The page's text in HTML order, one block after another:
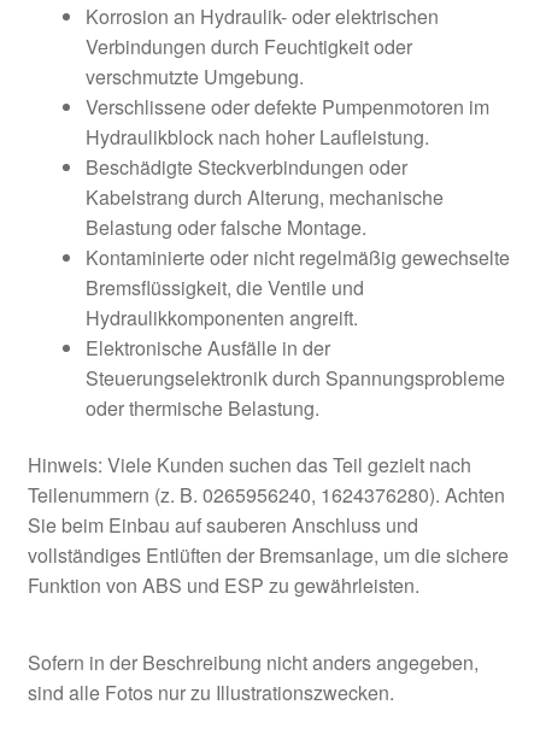
Korrosion an Hydraulik- oder elektrischen
Verbindungen durch Feuchtigkeit oder
verschmutzte Umgebung.
Verschlissene oder defekte Pumpenmotoren im
Hydraulikblock nach hoher Laufleistung.
Beschädigte Steckverbindungen oder
Kabelstrang durch Alterung, mechanische
Belastung oder falsche Montage.
Kontaminierte oder nicht regelmäßig gewechselte
Bremsflüssigkeit, die Ventile und
Hydraulikkomponenten angreift.
Elektronische Ausfälle in der
Steuerungselektronik durch Spannungsprobleme
oder thermische Belastung.
Hinweis: Viele Kunden suchen das Teil gezielt nach
Teilenummern (z. B. 0265956240, 1624376280). Achten
Sie beim Einbau auf sauberen Anschluss und
vollständiges Entlüften der Bremsanlage, um die sichere
Funktion von ABS und ESP zu gewährleisten.
Sofern in der Beschreibung nicht anders angegeben,
sind alle Fotos nur zu Illustrationszwecken.